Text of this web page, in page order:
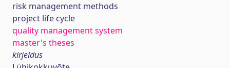
risk management methods
project life cycle
quality management system
master's theses
kirjeldus